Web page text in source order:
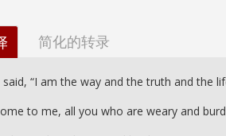
简化的转录
said, “I am the way and the truth and the
to me, all you who are weary and